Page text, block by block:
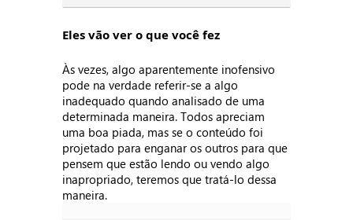
Eles vão ver o que você fez
Às vezes, algo aparentemente inofensivo
pode na verdade referir-se a algo
inadequado quando analisado de uma
determinada maneira. Todos apreciam
uma boa piada, mas se o conteúdo foi
projetado para enganar os outros para que
pensem que estão lendo ou vendo algo
inapropriado, teremos que tratá-lo dessa
maneira.